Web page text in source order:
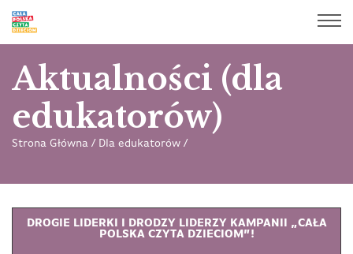
Aktualności (dla
edukatorów)
Strona Główna / Dla edukatorów /
DROGIE LIDERKI I DRODZY LIDERZY KAMPANII „CAŁA
POLSKA CZYTA DZIECIOM”!